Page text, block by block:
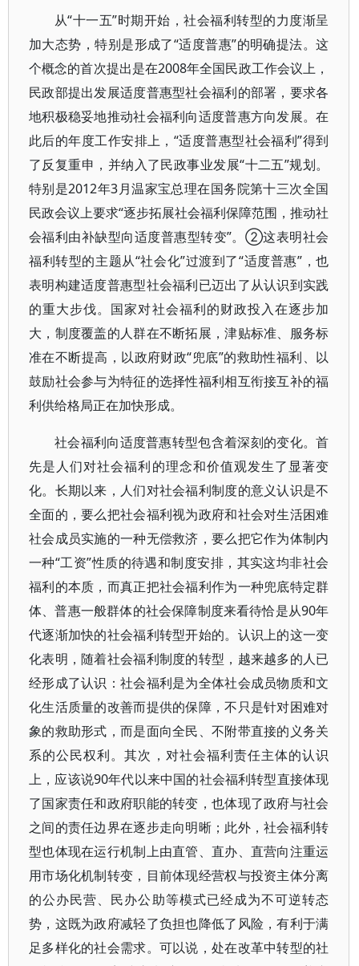
从“十一五”时期开始，社会福利转型的力度渐呈
加大态势，特别是形成了“适度普惠”的明确提法。这
个概念的首次提出是在2008年全国民政工作会议上，
民政部提出发展适度普惠型社会福利的部署，要求各
地积极稳妥地推动社会福利向适度普惠方向发展。在
此后的年度工作安排上，“适度普惠型社会福利”得到
了反复重申，并纳入了民政事业发展“十二五”规划。
特别是2012年3月温家宝总理在国务院第十三次全国
民政会议上要求“逐步拓展社会福利保障范围，推动社
会福利由补缺型向适度普惠型转变”。②这表明社会
福利转型的主题从“社会化”过渡到了“适度普惠”，也
表明构建适度普惠型社会福利已迈出了从认识到实践
的重大步伐。国家对社会福利的财政投入在逐步加
大，制度覆盖的人群在不断拓展，津贴标准、服务标
准在不断提高，以政府财政“兜底”的救助性福利、以
鼓励社会参与为特征的选择性福利相互衔接互补的福
利供给格局正在加快形成。
社会福利向适度普惠转型包含着深刻的变化。首
先是人们对社会福利的理念和价值观发生了显著变
化。长期以来，人们对社会福利制度的意义认识是不
全面的，要么把社会福利视为政府和社会对生活困难
社会成员实施的一种无偿救济，要么把它作为体制内
一种“工资”性质的待遇和制度安排，其实这均非社会
福利的本质，而真正把社会福利作为一种兜底特定群
体、普惠一般群体的社会保障制度来看待恰是从90年
代逐渐加快的社会福利转型开始的。认识上的这一变
化表明，随着社会福利制度的转型，越来越多的人已
经形成了认识：社会福利是为全体社会成员物质和文
化生活质量的改善而提供的保障，不只是针对困难对
象的救助形式，而是面向全民、不附带直接的义务关
系的公民权利。其次，对社会福利责任主体的认识
上，应该说90年代以来中国的社会福利转型直接体现
了国家责任和政府职能的转变，也体现了政府与社会
之间的责任边界在逐步走向明晰；此外，社会福利转
型也体现在运行机制上由直管、直办、直营向注重运
用市场化机制转变，目前体现经营权与投资主体分离
的公办民营、民办公助等模式已经成为不可逆转态
势，这既为政府减轻了负担也降低了风险，有利于满
足多样化的社会需求。可以说，处在改革中转型的社